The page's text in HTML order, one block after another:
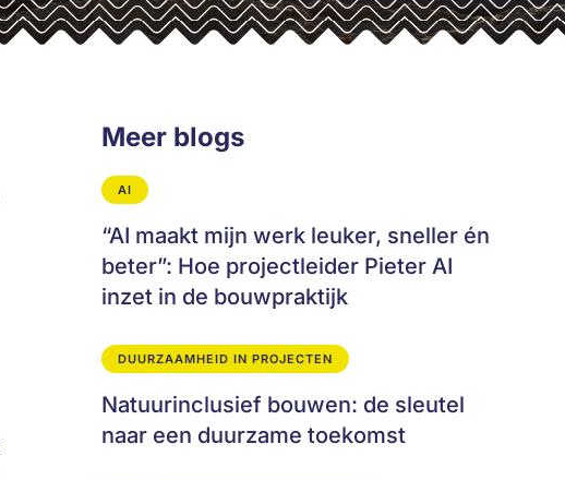
Meer blogs
AI
“AI maakt mijn werk leuker, sneller én
beter”: Hoe projectleider Pieter AI
inzet in de bouwpraktijk
DUURZAAMHEID IN PROJECTEN
Natuurinclusief bouwen: de sleutel
naar een duurzame toekomst